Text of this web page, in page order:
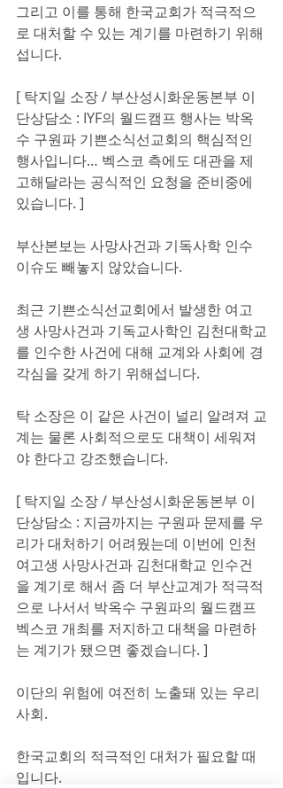
그리고 이를 통해 한국교회가 적극적으
로 대처할 수 있는 계기를 마련하기 위해
섭니다.
[ 탁지일 소장 / 부산성시화운동본부 이
단상담소 : IYF의 월드캠프 행사는 박옥
수 구원파 기쁜소식선교회의 핵심적인
행사입니다… 벡스코 측에도 대관을 제
고해달라는 공식적인 요청을 준비중에
있습니다. ]
부산본보는 사망사건과 기독사학 인수
이슈도 빼놓지 않았습니다.
최근 기쁜소식선교회에서 발생한 여고
생 사망사건과 기독교사학인 김천대학교
를 인수한 사건에 대해 교계와 사회에 경
각심을 갖게 하기 위해섭니다.
탁 소장은 이 같은 사건이 널리 알려져 교
계는 물론 사회적으로도 대책이 세워져
야 한다고 강조했습니다.
[ 탁지일 소장 / 부산성시화운동본부 이
단상담소 : 지금까지는 구원파 문제를 우
리가 대처하기 어려웠는데 이번에 인천
여고생 사망사건과 김천대학교 인수건
을 계기로 해서 좀 더 부산교계가 적극적
으로 나서서 박옥수 구원파의 월드캠프
벡스코 개최를 저지하고 대책을 마련하
는 계기가 됐으면 좋겠습니다. ]
이단의 위험에 여전히 노출돼 있는 우리
사회.
한국교회의 적극적인 대처가 필요할 때
입니다.